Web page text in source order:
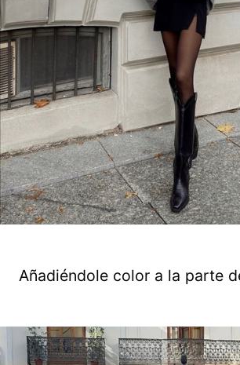
Añadiéndole color a la parte